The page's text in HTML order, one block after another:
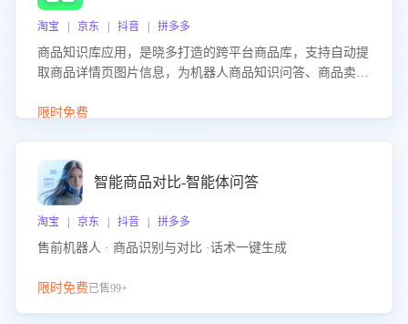
淘宝 | 京东 | 抖音 | 拼多多
商品知识库应用，是晓多打造的跨平台商品库，支持自动提
取商品详情页图片信息，为机器人商品知识问答、商品卖点
限时免费
智能商品对比-智能体问答
淘宝 | 京东 | 抖音 | 拼多多
售前机器人 · 商品识别与对比 ·话术一键生成
限时免费已售99+